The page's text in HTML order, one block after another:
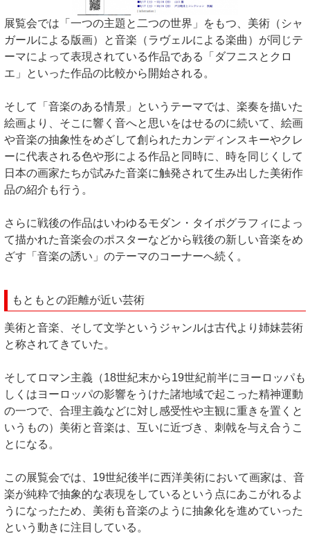
展覧会では「一つの主題と二つの世界」をもつ、美術（シャ
ガールによる版画）と音楽（ラヴェルによる楽曲）が同じテ
ーマによって表現されている作品である「ダフニスとクロ
エ」といった作品の比較から開始される。
そして「音楽のある情景」というテーマでは、楽奏を描いた
絵画より、そこに響く音へと思いをはせるのに続いて、絵画
や音楽の抽象性をめざして創られたカンディンスキーやクレ
ーに代表される色や形による作品と同時に、時を同じくして
日本の画家たちが試みた音楽に触発されて生み出した美術作
品の紹介も行う。
さらに戦後の作品はいわゆるモダン・タイポグラフィによっ
て描かれた音楽会のポスターなどから戦後の新しい音楽をめ
ざす「音楽の誘い」のテーマのコーナーへ続く。
もともとの距離が近い芸術
美術と音楽、そして文学というジャンルは古代より姉妹芸術
と称されてきていた。
そしてロマン主義（18世紀末から19世紀前半にヨーロッパも
しくはヨーロッパの影響をうけた諸地域で起こった精神運動
の一つで、合理主義などに対し感受性や主観に重きを置くと
いうもの）美術と音楽は、互いに近づき、刺戟を与え合うこ
とになる。
この展覧会では、19世紀後半に西洋美術において画家は、音
楽が純粋で抽象的な表現をしているという点にあこがれるよ
うになったため、美術も音楽のように抽象化を進めていった
という動きに注目している。